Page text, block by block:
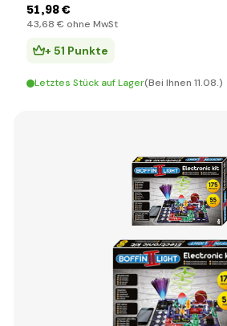
51,98 €
43,68 € ohne MwSt
+ 51 Punkte
Letztes Stück auf Lager(Bei Ihnen 11.08.)